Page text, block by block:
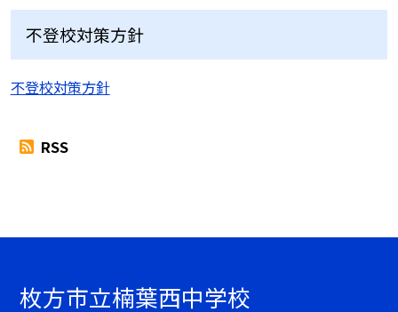
不登校対策方針
不登校対策方針
RSS
枚方市立楠葉西中学校